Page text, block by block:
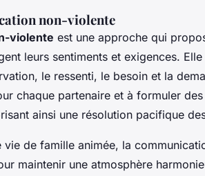
non-violente
violente est une approche qui
leurs sentiments et exigences.
le ressenti, le besoin et la
chaque partenaire et à formuler
ainsi une résolution pacifique
vie de famille animée, la
maintenir une atmosphère